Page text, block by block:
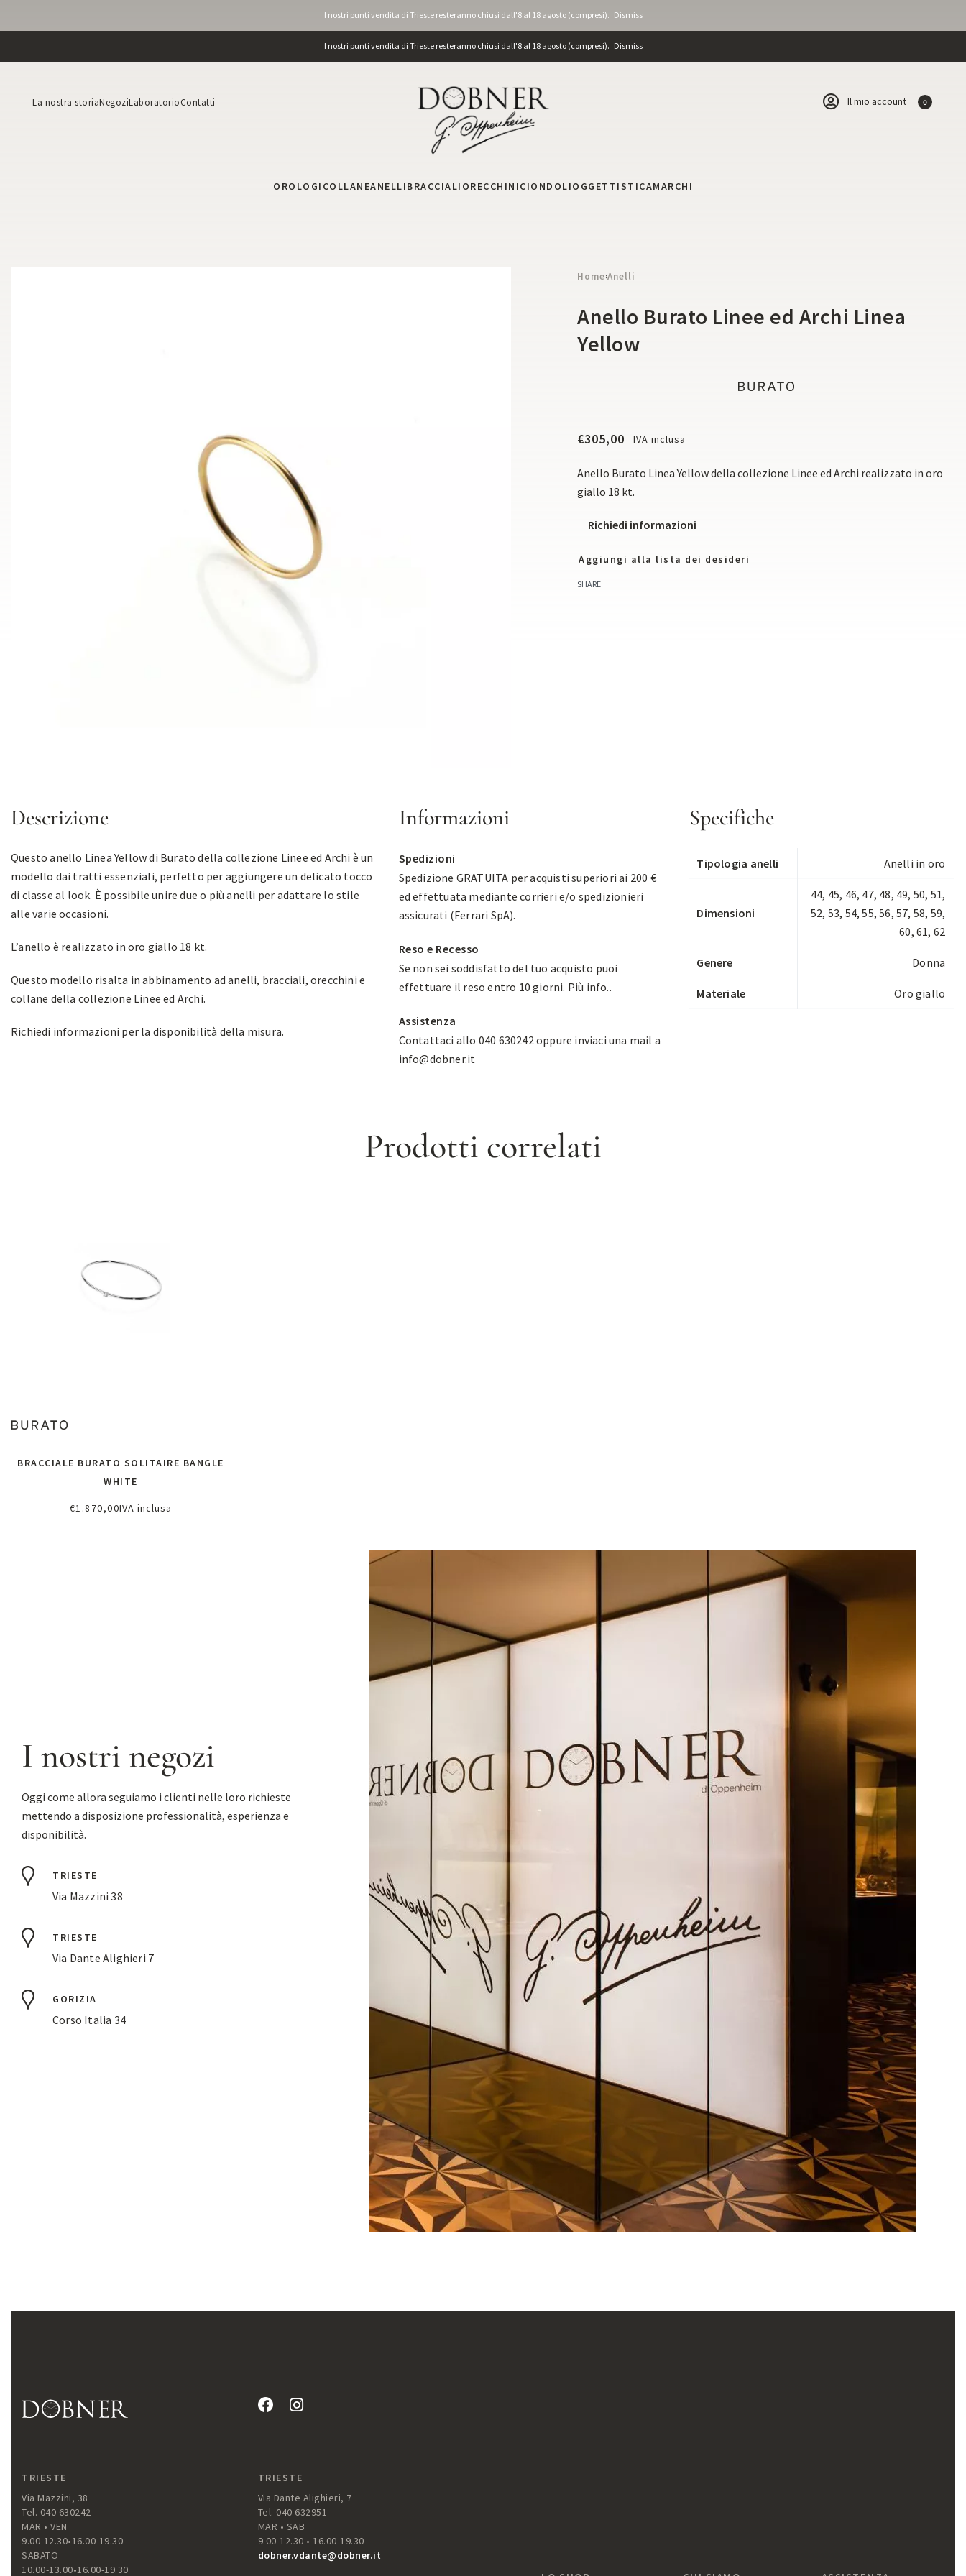
I nostri punti vendita di Trieste resteranno chiusi dall'8 al 18 agosto (compresi). Dismiss
I nostri punti vendita di Trieste resteranno chiusi dall'8 al 18 agosto (compresi). Dismiss
La nostra storiaNegoziLaboratorioContatti Il mio account 0
OROLOGI COLLANEANELLIBRACCIALI ORECCHINICIONDOLIOGGETTISTICAMARCHI
Home›Anelli
Anello Burato Linee ed Archi Linea
Yellow
€305,00 IVA inclusa
Anello Burato Linea Yellow della collezione Linee ed Archi realizzato in oro
giallo 18 kt.
Richiedi informazioni
Aggiungi alla lista dei desideri
SHARE
Descrizione
Questo anello Linea Yellow di Burato della collezione Linee ed Archi è un
modello dai tratti essenziali, perfetto per aggiungere un delicato tocco
di classe al look. È possibile unire due o più anelli per adattare lo stile
alle varie occasioni.
L’anello è realizzato in oro giallo 18 kt.
Questo modello risalta in abbinamento ad anelli, bracciali, orecchini e
collane della collezione Linee ed Archi.
Richiedi informazioni per la disponibilità della misura.
Informazioni
Spedizioni
Spedizione GRATUITA per acquisti superiori ai 200 €
ed effettuata mediante corrieri e/o spedizionieri
assicurati (Ferrari SpA).
Reso e Recesso
Se non sei soddisfatto del tuo acquisto puoi
effettuare il reso entro 10 giorni. Più info..
Assistenza
Contattaci allo 040 630242 oppure inviaci una mail a
info@dobner.it
Specifiche
Tipologia anelli Anelli in oro
Dimensioni
44, 45, 46, 47, 48, 49, 50, 51,
52, 53, 54, 55, 56, 57, 58, 59,
60, 61, 62
Genere Donna
Materiale Oro giallo
Prodotti correlati
BRACCIALE BURATO SOLITAIRE BANGLE
WHITE
€1.870,00IVA inclusa
I nostri negozi
Oggi come allora seguiamo i clienti nelle loro richieste
mettendo a disposizione professionalità, esperienza e
disponibilità.
TRIESTE
Via Mazzini 38
TRIESTE
Via Dante Alighieri 7
GORIZIA
Corso Italia 34
TRIESTE
Via Mazzini, 38
Tel. 040 630242
MAR • VEN
9.00-12.30•16.00-19.30
SABATO
10.00-13.00•16.00-19.30
TRIESTE
Via Dante Alighieri, 7
Tel. 040 632951
MAR • SAB
9.00-12.30 • 16.00-19.30
dobner.vdante@dobner.it